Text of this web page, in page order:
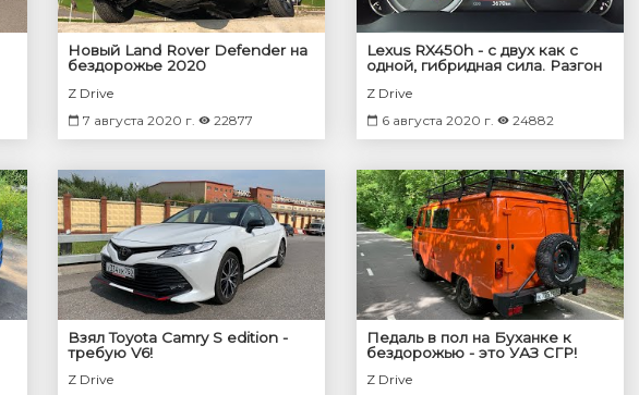
Новый Land Rover Defender на
бездорожье 2020
Z Drive
7 августа 2020 г.
22877
Lexus RX450h - с двух как с
одной, гибридная сила. Разгон
Z Drive
6 августа 2020 г.
24882
Взял Toyota Camry S edition -
требую V6!
Z Drive
Педаль в пол на Буханке к
бездорожью - это УАЗ СГР!
Z Drive